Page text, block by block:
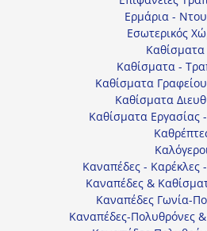
Ερμάρια -
Εσωτερικός
Καθίσματα
Καθίσματα -
Καθίσματα
Καθίσματα
Καθίσματα Εργασίας
Καλόγεροι
Καναπέδες - Καρέκλες
Καναπέδες &
Καναπέδες Γωνία-
Καναπέδες-Πολυθρόνες